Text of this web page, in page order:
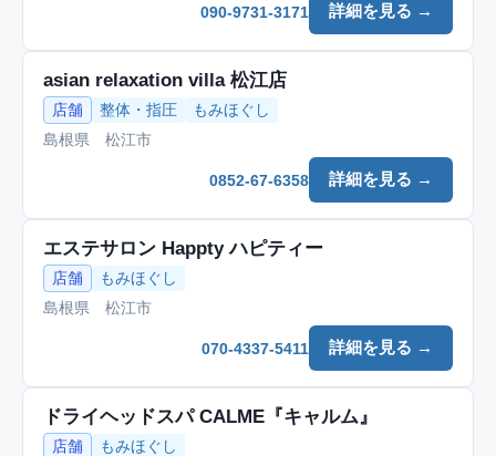
詳細を見る →
090-9731-3171
asian relaxation villa 松江店
店舗 整体・指圧
もみほぐし
島根県 松江市
詳細を見る →
0852-67-6358
エステサロン Happty ハピティー
店舗
もみほぐし
島根県 松江市
詳細を見る →
070-4337-5411
ドライヘッドスパ CALME『キャルム』
店舗
もみほぐし